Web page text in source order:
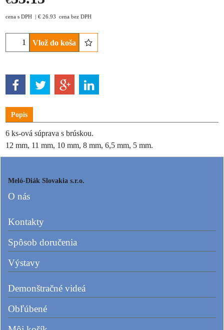
cena s DPH € 26.93 cena bez DPH
Vlož do koša
Popis
6 ks-ová súprava s brúskou.
12 mm, 11 mm, 10 mm, 8 mm, 6,5 mm, 5 mm.
Meló-Diák Slovakia s.r.o.
O nás
Kontakty
Spôsob doručenia
Výstavy
Demonštračné videá
Obľúbené